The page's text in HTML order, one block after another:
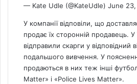
— Kate Udle (@KateUdle) June
У компанії відповіли, що
продає їх сторонній продавець.
відправили скарги у відповідний
подальшого вивчення. У
продаються в них теж інші
Matter» і «Police Lives Matter».